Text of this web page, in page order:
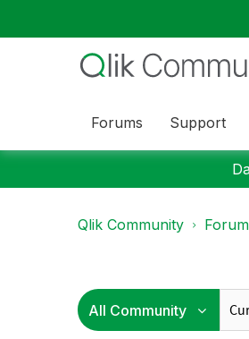
Forums Support
Qlik Community